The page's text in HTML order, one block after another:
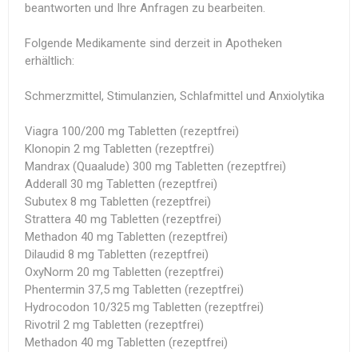
beantworten und Ihre Anfragen zu bearbeiten.
Folgende Medikamente sind derzeit in Apotheken
erhältlich:
Schmerzmittel, Stimulanzien, Schlafmittel und Anxiolytika
Viagra 100/200 mg Tabletten (rezeptfrei)
Klonopin 2 mg Tabletten (rezeptfrei)
Mandrax (Quaalude) 300 mg Tabletten (rezeptfrei)
Adderall 30 mg Tabletten (rezeptfrei)
Subutex 8 mg Tabletten (rezeptfrei)
Strattera 40 mg Tabletten (rezeptfrei)
Methadon 40 mg Tabletten (rezeptfrei)
Dilaudid 8 mg Tabletten (rezeptfrei)
OxyNorm 20 mg Tabletten (rezeptfrei)
Phentermin 37,5 mg Tabletten (rezeptfrei)
Hydrocodon 10/325 mg Tabletten (rezeptfrei)
Rivotril 2 mg Tabletten (rezeptfrei)
Methadon 40 mg Tabletten (rezeptfrei)